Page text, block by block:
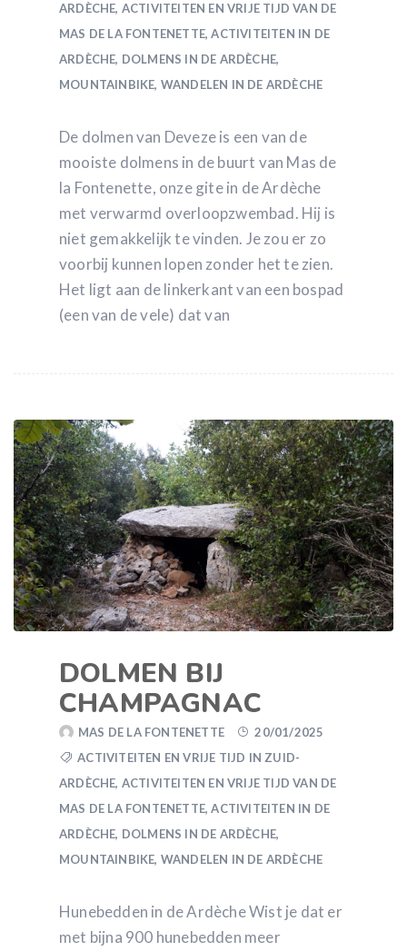
ARDÈCHE, ACTIVITEITEN EN VRIJE TIJD VAN DE
MAS DE LA FONTENETTE,ACTIVITEITEN IN DE
ARDÈCHE, DOLMENS IN DE ARDÈCHE,
MOUNTAINBIKE, WANDELEN IN DE ARDÈCHE
De dolmen van Deveze is een van de
mooiste dolmens in de buurt van Mas de
la Fontenette, onze gite in de Ardèche
met verwarmd overloopzwembad. Hij is
niet gemakkelijk te vinden. Je zou er zo
voorbij kunnen lopen zonder het te zien.
Het ligt aan de linkerkant van een bospad
(een van de vele) dat van
DOLMEN BIJ
CHAMPAGNAC
MAS DE LA FONTENETTE
20/01/2025
ACTIVITEITEN EN VRIJE TIJD IN ZUID-
ARDÈCHE, ACTIVITEITEN EN VRIJE TIJD VAN DE
MAS DE LA FONTENETTE,ACTIVITEITEN IN DE
ARDÈCHE, DOLMENS IN DE ARDÈCHE,
MOUNTAINBIKE, WANDELEN IN DE ARDÈCHE
Hunebedden in de Ardèche Wist je dat er
met bijna 900 hunebedden meer